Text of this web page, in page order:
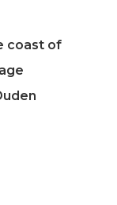
coast of